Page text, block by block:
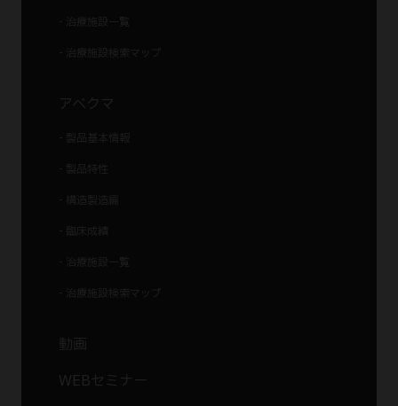
- 治療施設一覧
- 治療施設検索マップ
アベクマ
- 製品基本情報
- 製品特性
- 構造製造編
- 臨床成績
- 治療施設一覧
- 治療施設検索マップ
動画
WEBセミナー